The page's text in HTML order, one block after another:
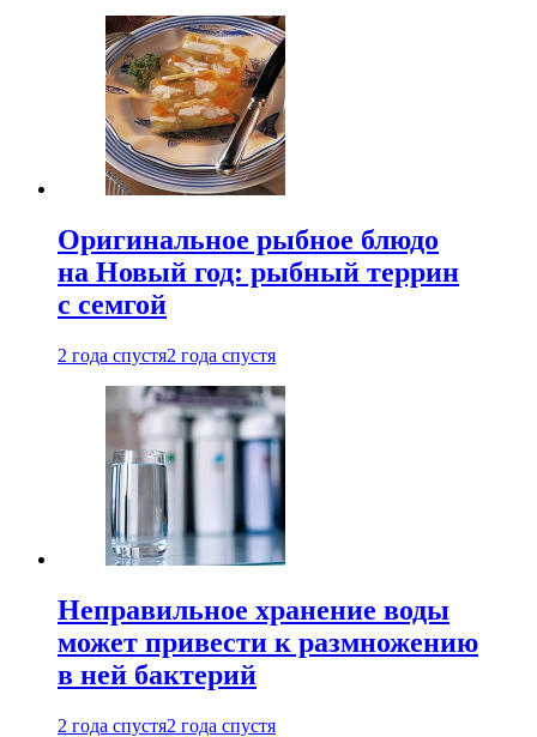
Оригинальное рыбное блюдо
на Новый год: рыбный террин
с семгой
2 года спустя2 года спустя
Неправильное хранение воды
может привести к размножению
в ней бактерий
2 года спустя2 года спустя